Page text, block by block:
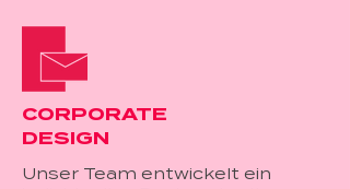
CORPORATE
DESIGN
Unser Team entwickelt ein